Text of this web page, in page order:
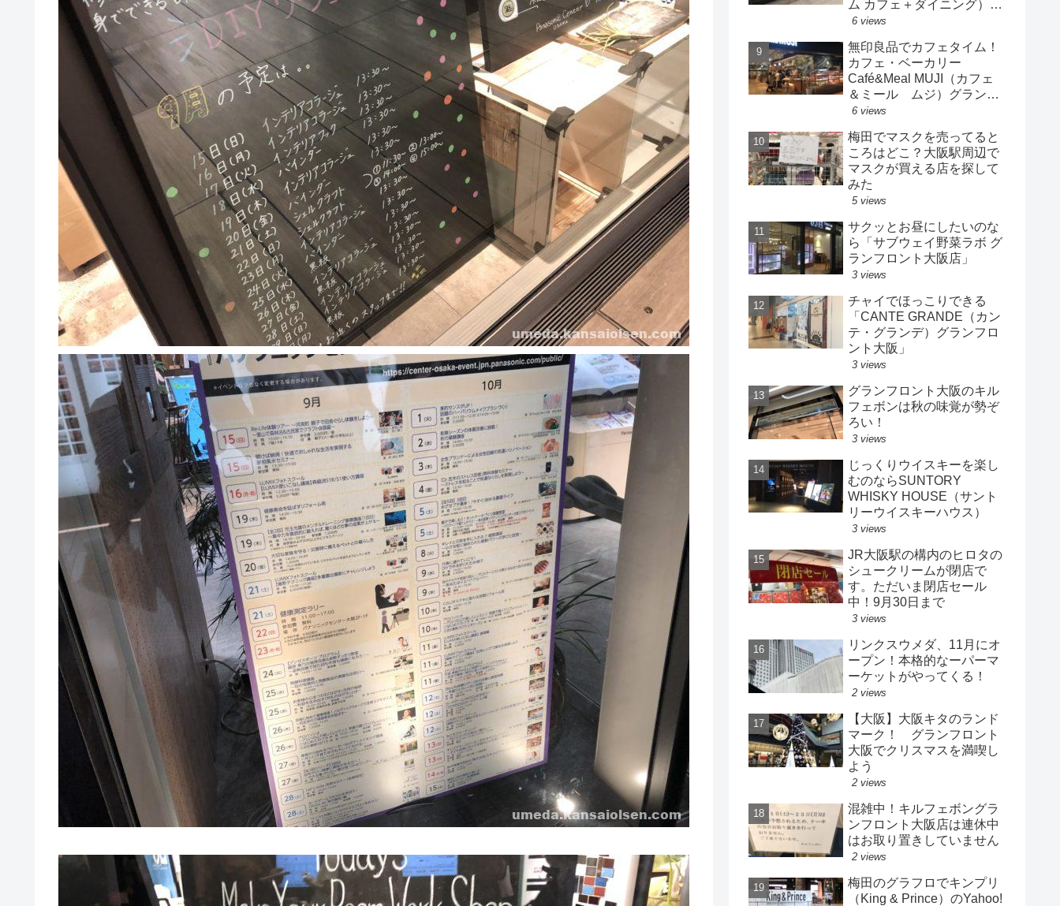
ム カフェ＋ダイニング）梅
田店」
6 views
無印良品でカフェタイム！
カフェ・ベーカリー
Café&Meal MUJI（カフェ
＆ミール ムジ）グランフ
ロント大阪店
6 views
梅田でマスクを売ってると
ころはどこ？大阪駅周辺で
マスクが買える店を探して
みた
5 views
サクッとお昼にしたいのな
ら「サブウェイ野菜ラボ グ
ランフロント大阪店」
3 views
チャイでほっこりできる
「CANTE GRANDE（カン
テ・グランデ）グランフロ
ント大阪」
3 views
グランフロント大阪のキル
フェボンは秋の味覚が勢ぞ
ろい！
3 views
じっくりウイスキーを楽し
むのならSUNTORY
WHISKY HOUSE（サント
リーウイスキーハウス）
3 views
JR大阪駅の構内のヒロタの
シュークリームが閉店で
す。ただいま閉店セール
中！9月30日まで
3 views
リンクスウメダ、11月にオ
ープン！本格的なーパーマ
ーケットがやってくる！
2 views
【大阪】大阪キタのランド
マーク！ グランフロント
大阪でクリスマスを満喫し
よう
2 views
混雑中！キルフェボングラ
ンフロント大阪店は連休中
はお取り置きしていません
2 views
梅田のグラフロでキンプリ
（King & Prince）のYahoo!